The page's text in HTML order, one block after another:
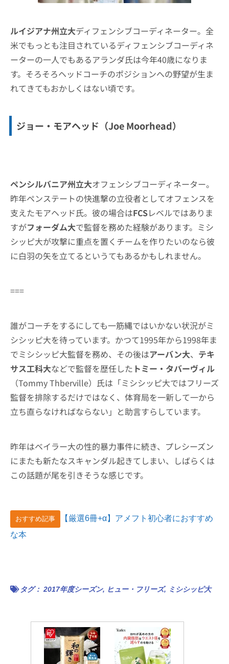
ルイジアナ州立大ディフェンシブコーディネーター。全
米でもっとも注目されているディフェンシブコーディネ
ーターの一人でもあるアランダ氏は今年40歳になりま
す。そろそろヘッドコーチのポジションへの野望が生ま
れてきてもおかしくはない頃です。
ジョー・モアヘッド（Joe Moorhead）
ペンシルバニア州立大オフェンシブコーディネーター。
昨年ペンステートの快進撃の立役者としてオフェンスを
支えたモアヘッド氏。彼の場合はFCSレベルではありま
すがフォーダム大で監督を務めた経験があります。ミシ
シッピ大が攻撃に重点を置くチームを作りたいのなら彼
に白羽の矢を立てるというてもあるかもしれません。
===
誰がコーチをするにしても一筋縄ではいかない状況がミ
シシッピ大を待っています。かつて1995年から1998年ま
でミシシッピ大監督を務め、その後はアーバン大、 テキ
サス工科大などで監督を歴任した トミー・タバーヴィル
（Tommy Thberville）氏は「ミシシッピ大ではフリーズ
監督を排除するだけではなく、体育局を一新して一から
立ち直らなければならない」と助言すらしています。
昨年はベイラー大の性的暴力事件に続き、プレシーズン
にまたも新たなスキャンダル起きてしまい、しばらくは
この話題が尾を引きそうな感じです。
おすすめ記事
【厳選6冊+α】アメフト初心者におすすめ
な本
タグ： 2017年度シーズン, ヒュー・フリーズ, ミシシッピ大